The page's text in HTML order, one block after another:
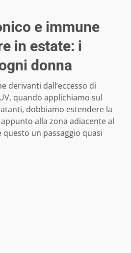
e immune
in estate: i
donna
derivanti dall’eccesso di
quando applichiamo sul
dobbiamo estendere la
alla zona adiacente al
questo un passaggio quasi